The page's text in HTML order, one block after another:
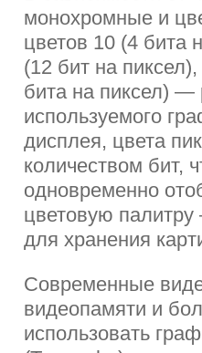
монохромные и
цветов 10 (4 бита
(12 бит на
бита на пиксел) —
используемого
дисплея, цвета
количеством бит,
одновременно
цветовую
для хранения
Современные
видеопамяти и
использовать